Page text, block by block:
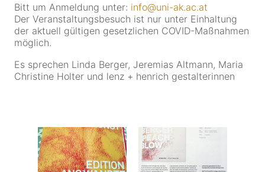
Bitt um Anmeldung unter: info@uni-ak.ac.at
Der Veranstaltungsbesuch ist nur unter Einhaltung
der aktuell gültigen gesetzlichen COVID-Maßnahmen
möglich.
Es sprechen Linda Berger, Jeremias Altmann, Maria
Christine Holter und lenz + henrich gestalterinnen